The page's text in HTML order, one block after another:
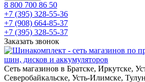
8 800 700 86 50
+7 (395) 328-55-36
+7 (908) 664-85-37
+7 (395) 328-55-37
Заказать звонок
Сеть магазинов в Братске, Иркутске,
Северобайкальске, Усть-Илимске,